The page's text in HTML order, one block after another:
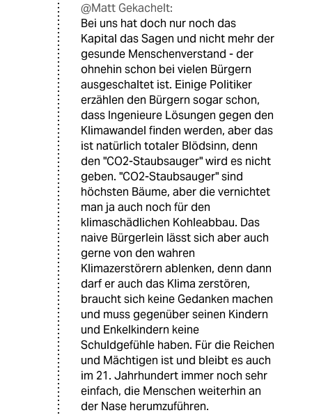
@Matt Gekachelt:
Bei uns hat doch nur noch das
Kapital das Sagen und nicht mehr der
gesunde Menschenverstand - der
ohnehin schon bei vielen Bürgern
ausgeschaltet ist. Einige Politiker
erzählen den Bürgern sogar schon,
dass Ingenieure Lösungen gegen den
Klimawandel finden werden, aber das
ist natürlich totaler Blödsinn, denn
den "CO2-Staubsauger" wird es nicht
geben. "CO2-Staubsauger" sind
höchsten Bäume, aber die vernichtet
man ja auch noch für den
klimaschädlichen Kohleabbau. Das
naive Bürgerlein lässt sich aber auch
gerne von den wahren
Klimazerstörern ablenken, denn dann
darf er auch das Klima zerstören,
braucht sich keine Gedanken machen
und muss gegenüber seinen Kindern
und Enkelkindern keine
Schuldgefühle haben. Für die Reichen
und Mächtigen ist und bleibt es auch
im 21. Jahrhundert immer noch sehr
einfach, die Menschen weiterhin an
der Nase herumzuführen.